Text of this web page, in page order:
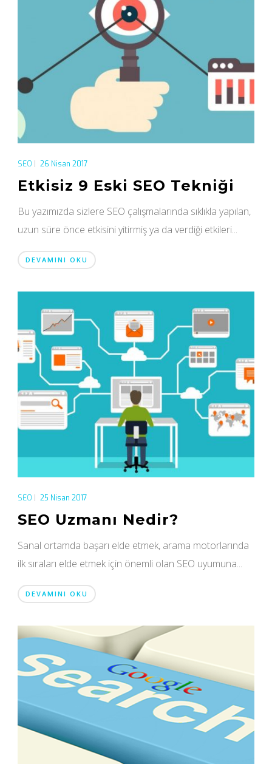
SEO 26 Nisan 2017
Etkisiz 9 Eski SEO Tekniği
Bu yazımızda sizlere SEO çalışmalarında sıklıkla yapılan,
uzun süre önce etkisini yitirmiş ya da verdiği etkileri...
DEVAMINI OKU
SEO 25 Nisan 2017
SEO Uzmanı Nedir?
Sanal ortamda başarı elde etmek, arama motorlarında
ilk sıraları elde etmek için önemli olan SEO uyumuna...
DEVAMINI OKU